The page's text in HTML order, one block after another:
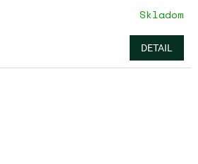
Skladom
DETAIL